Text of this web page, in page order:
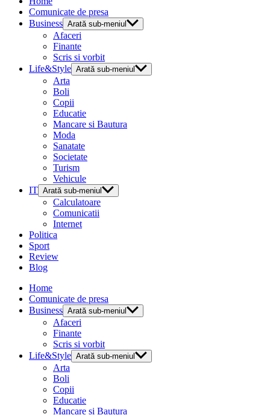
Comunicate de presa
Business Arată sub-meniul
Afaceri
Finante
Scris si vorbit
Life&Style Arată sub-meniul
Arta
Boli
Copii
Educatie
Mancare si Bautura
Moda
Sanatate
Societate
Turism
Vehicule
IT Arată sub-meniul
Calculatoare
Comunicatii
Internet
Politica
Sport
Review
Blog
Home
Comunicate de presa
Business Arată sub-meniul
Afaceri
Finante
Scris si vorbit
Life&Style Arată sub-meniul
Arta
Boli
Copii
Educatie
Mancare si Bautura